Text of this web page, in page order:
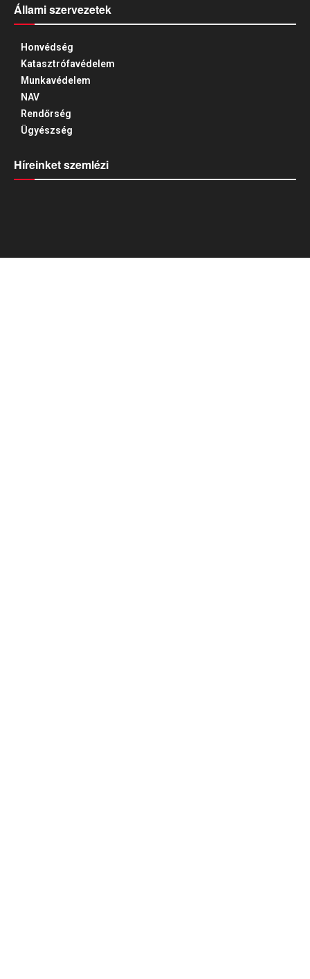
Állami szervezetek
Honvédség
Katasztrófavédelem
Munkavédelem
NAV
Rendőrség
Ügyészség
Híreinket szemlézi